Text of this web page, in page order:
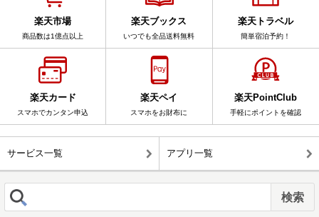
楽天市場
商品数は1億点以上
楽天ブックス
いつでも全品送料無料
楽天トラベル
簡単宿泊予約！
楽天カード
スマホでカンタン申込
楽天ペイ
スマホをお財布に
楽天PointClub
手軽にポイントを確認
サービス一覧 アプリ一覧